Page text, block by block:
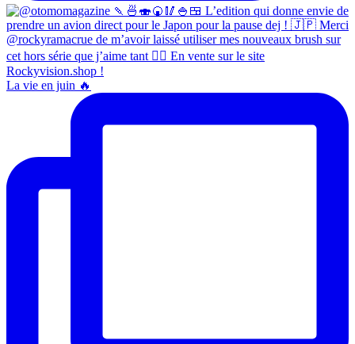
La vie en juin 🔥